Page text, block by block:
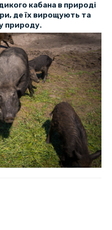
кабана в природі
де їх вирощують та
природу.